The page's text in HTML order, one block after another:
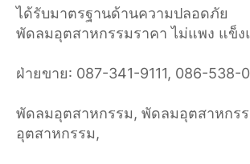
ได้รับมาตรฐานด้านความปลอดภัย
พัดลมอุตสาหกรรมราคา ไม่แพง แข็
ฝ่ายขาย: 087-341-9111, 086-538-
พัดลมอุตสาหกรรม, พัดลมอุตสาหกร
อุตสาหกรรม,